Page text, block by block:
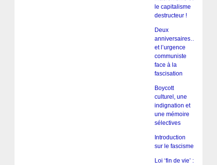
le capitalisme
destructeur !
Deux
anniversaires…
et l’urgence
communiste
face à la
fascisation
Boycott
culturel, une
indignation et
une mémoire
sélectives
Introduction
sur le fascisme
Loi ‘fin de vie’ :